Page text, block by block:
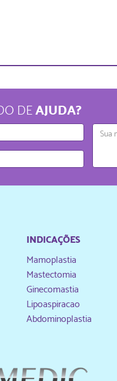
DE AJUDA?
INDICAÇÕES
Mamoplastia
Mastectomia
Ginecomastia
Lipoaspiracao
Abdominoplastia